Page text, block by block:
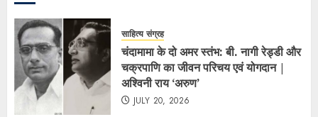
साहित्य संग्रह
चंदामामा के दो अमर स्तंभ: बी. नागी रेड्डी और
चक्रपाणि का जीवन परिचय एवं योगदान |
अश्विनी राय ‘अरुण’
JULY 20, 2026